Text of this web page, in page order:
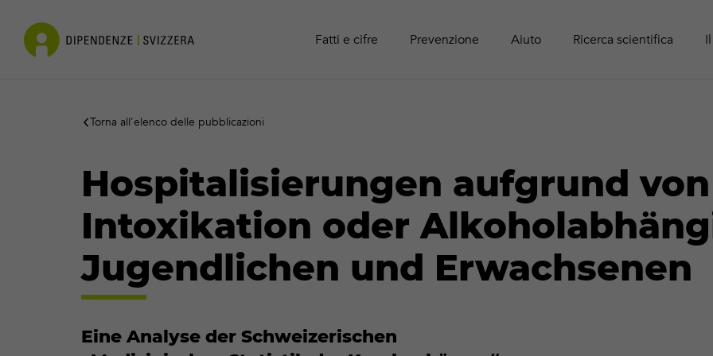
Fatti e cifre
Cocaina Attività online
Prevenzione
Aiuto Ricerca scientifica
Contatto
Torna all'elenco delle pubblicazioni
Hospitalisierungen aufgrund
Intoxikation oder
Jugendlichen und Erwachsenen
Eine Analyse der Schweizerischen